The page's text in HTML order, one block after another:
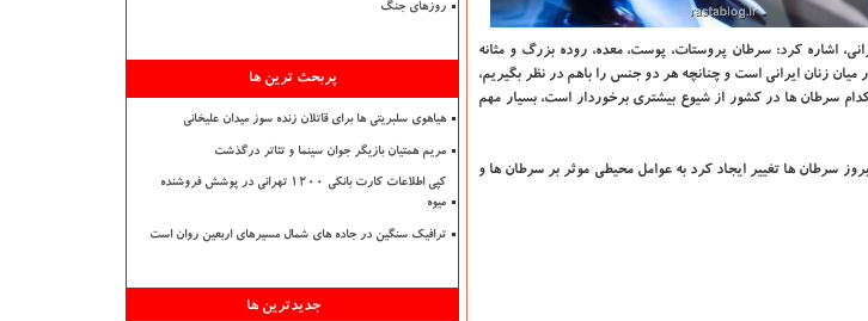
اشاره کرد: سرطان پروستات، پوست، معده، روده بزرگ و مثانه
زنان ایرانی است و چنانچه هر دو جنس را باهم در نظر بگیریم،
سرطان ها در کشور از شیوع بیشتری برخوردار است، بسیار مهم
سرطان ها تغییر ایجاد کرد به عوامل محیطی موثر بر سرطان ها و
روزهای جنگ
پربحث ترین ها
هیاهوی سلبریتی ها برای قاتلان زنده سوز میدان علیخانی
مریم همتیان بازیگر جوان سینما و تئاتر درگذشت
کپی اطلاعات کارت بانکی ۱۲۰۰ تهرانی در پوشش فروشنده
میوه
ترافیک سنگین در جاده های شمال مسیرهای اربعین روان است
جدیدترین ها